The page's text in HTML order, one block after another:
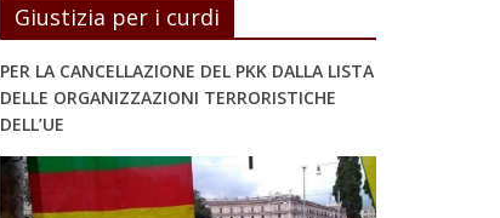
Giustizia per i curdi
PER LA CANCELLAZIONE DEL PKK DALLA LISTA
DELLE ORGANIZZAZIONI TERRORISTICHE
DELL’UE